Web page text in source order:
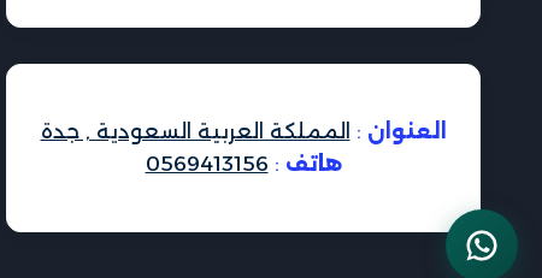
العنوان : المملكة العربية السعودية , جدة
هاتف :
0569413156